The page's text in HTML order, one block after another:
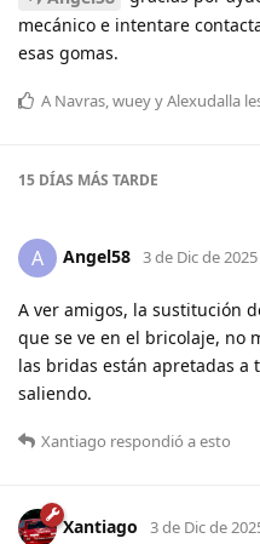
mecánico e intentare
esas gomas.
A Navras,wueyyAlexudalla
15 DÍAS MÁS TARDE
A Angel58 3 de Dic de 2025
A ver amigos, la sustitución
que se ve en el bricolaje, no
las bridas están apretadas
saliendo.
Xantiago respondió a esto
Xantiago 3 de Dic de